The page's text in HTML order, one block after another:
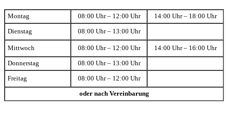
Montag 08:00 Uhr – 12:00 Uhr 14:00 Uhr – 18:00 Uhr
Dienstag 08:00 Uhr – 13:00 Uhr
Mittwoch 08:00 Uhr – 12:00 Uhr 14:00 Uhr – 16:00 Uhr
Donnerstag 08:00 Uhr – 13:00 Uhr
Freitag 08:00 Uhr – 12:00 Uhr
oder nach Vereinbarung